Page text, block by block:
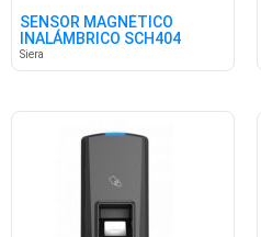
SENSOR MAGNÉTICO
INALÁMBRICO SCH404
433MHZ SIECO
Siera